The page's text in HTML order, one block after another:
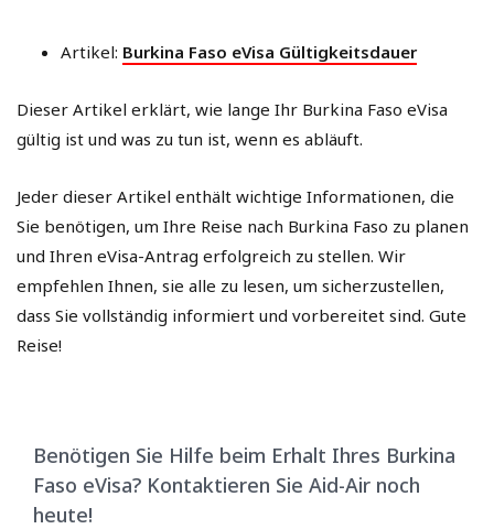
Artikel: Burkina Faso eVisa Gültigkeitsdauer
Dieser Artikel erklärt, wie lange Ihr Burkina Faso eVisa
gültig ist und was zu tun ist, wenn es abläuft.
Jeder dieser Artikel enthält wichtige Informationen, die
Sie benötigen, um Ihre Reise nach Burkina Faso zu planen
und Ihren eVisa-Antrag erfolgreich zu stellen. Wir
empfehlen Ihnen, sie alle zu lesen, um sicherzustellen,
dass Sie vollständig informiert und vorbereitet sind. Gute
Reise!
Benötigen Sie Hilfe beim Erhalt Ihres Burkina
Faso eVisa? Kontaktieren Sie Aid-Air noch
heute!